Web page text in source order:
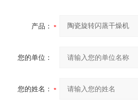
产品：
您的单位：
您的姓名：